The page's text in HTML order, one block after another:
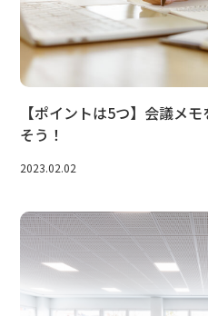
【ポイントは5つ】会議メ
そう！
2023.02.02